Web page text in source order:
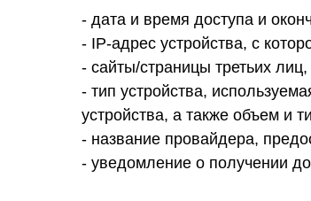
- дата и время доступа и
- IP-адрес устройства, с
- сайты/страницы третьих
- тип устройства,
устройства, а также объем и
- название провайдера,
- уведомление о получении